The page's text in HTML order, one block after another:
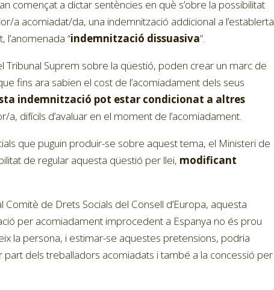
començat a dictar sentències en què s’obre la possibilitat
a acomiadat/da, una indemnització addicional a l’establerta
“indemnització dissuasiva”.
Tribunal Suprem sobre la qüestió, poden crear un marc de
fins ara sabien el cost de l’acomiadament dels seus
indemnització pot estar condicionat a altres
difícils d’avaluar en el moment de l’acomiadament.
que puguin produir-se sobre aquest tema, el Ministeri de
de regular aquesta qüestió per llei, modificant
de Drets Socials del Consell d’Europa, aquesta
per acomiadament improcedent a Espanya no és prou
la persona, i estimar-se aquestes pretensions, podria
part dels treballadors acomiadats i també a la concessió per